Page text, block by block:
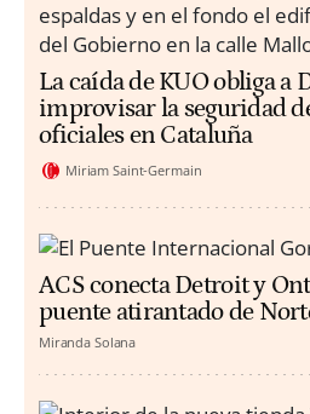
La caída de KUO obliga a
improvisar la seguridad
oficiales en Cataluña
Miriam Saint-Germain
ACS conecta Detroit y
puente atirantado de
Miranda Solana